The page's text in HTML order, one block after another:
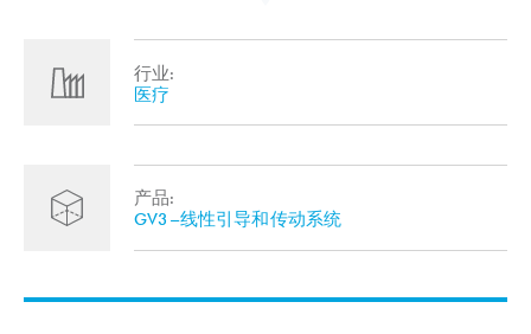
行业:
医疗
产品:
GV3–线性引导和传动系统